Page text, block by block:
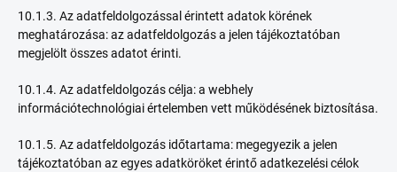
10.1.3. Az adatfeldolgozással érintett adatok körének
meghatározása: az adatfeldolgozás a jelen tájékoztatóban
megjelölt összes adatot érinti.
10.1.4. Az adatfeldolgozás célja: a webhely
információtechnológiai értelemben vett működésének biztosítása.
10.1.5. Az adatfeldolgozás időtartama: megegyezik a jelen
tájékoztatóban az egyes adatköröket érintő adatkezelési célok